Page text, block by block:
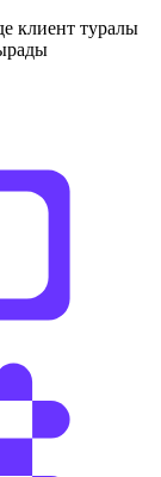
клиент туралы